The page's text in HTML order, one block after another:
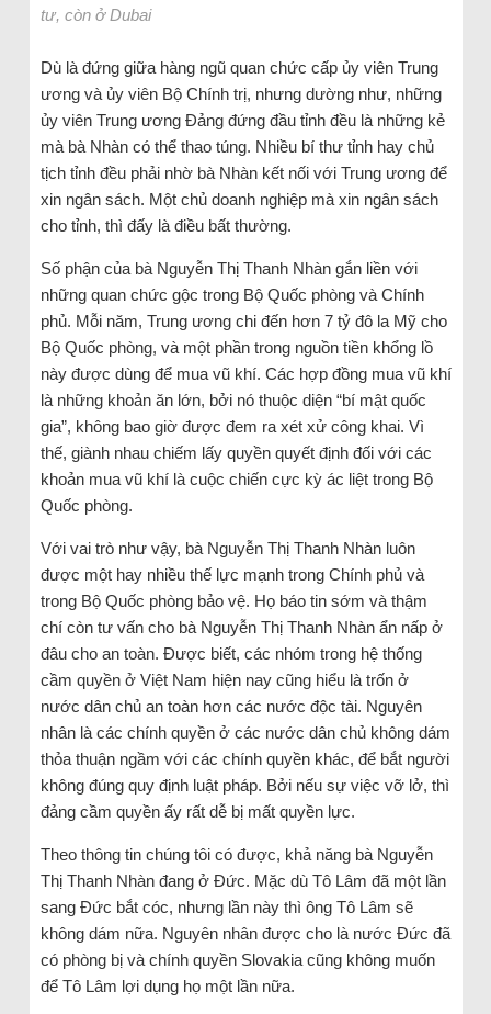
tư, còn ở Dubai
Dù là đứng giữa hàng ngũ quan chức cấp ủy viên Trung
ương và ủy viên Bộ Chính trị, nhưng dường như, những
ủy viên Trung ương Đảng đứng đầu tỉnh đều là những kẻ
mà bà Nhàn có thể thao túng. Nhiều bí thư tỉnh hay chủ
tịch tỉnh đều phải nhờ bà Nhàn kết nối với Trung ương để
xin ngân sách. Một chủ doanh nghiệp mà xin ngân sách
cho tỉnh, thì đấy là điều bất thường.
Số phận của bà Nguyễn Thị Thanh Nhàn gắn liền với
những quan chức gộc trong Bộ Quốc phòng và Chính
phủ. Mỗi năm, Trung ương chi đến hơn 7 tỷ đô la Mỹ cho
Bộ Quốc phòng, và một phần trong nguồn tiền khổng lồ
này được dùng để mua vũ khí. Các hợp đồng mua vũ khí
là những khoản ăn lớn, bởi nó thuộc diện “bí mật quốc
gia”, không bao giờ được đem ra xét xử công khai. Vì
thế, giành nhau chiếm lấy quyền quyết định đối với các
khoản mua vũ khí là cuộc chiến cực kỳ ác liệt trong Bộ
Quốc phòng.
Với vai trò như vậy, bà Nguyễn Thị Thanh Nhàn luôn
được một hay nhiều thế lực mạnh trong Chính phủ và
trong Bộ Quốc phòng bảo vệ. Họ báo tin sớm và thậm
chí còn tư vấn cho bà Nguyễn Thị Thanh Nhàn ẩn nấp ở
đâu cho an toàn. Được biết, các nhóm trong hệ thống
cầm quyền ở Việt Nam hiện nay cũng hiểu là trốn ở
nước dân chủ an toàn hơn các nước độc tài. Nguyên
nhân là các chính quyền ở các nước dân chủ không dám
thỏa thuận ngầm với các chính quyền khác, để bắt người
không đúng quy định luật pháp. Bởi nếu sự việc vỡ lở, thì
đảng cầm quyền ấy rất dễ bị mất quyền lực.
Theo thông tin chúng tôi có được, khả năng bà Nguyễn
Thị Thanh Nhàn đang ở Đức. Mặc dù Tô Lâm đã một lần
sang Đức bắt cóc, nhưng lần này thì ông Tô Lâm sẽ
không dám nữa. Nguyên nhân được cho là nước Đức đã
có phòng bị và chính quyền Slovakia cũng không muốn
để Tô Lâm lợi dụng họ một lần nữa.